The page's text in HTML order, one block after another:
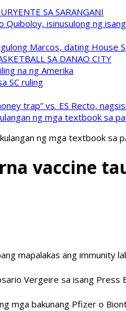
SA SARANGANI
isinusulong ng
Marcos, dating House
SA DANAO CITY
na ng Amerika
SC ruling
trap” vs. ES Recto,
ng mga textbook sa
ng mga textbook sa
vaccine
mapalakas ang immunity
Vergeire sa isang Press
mga bakunang Pfizer o